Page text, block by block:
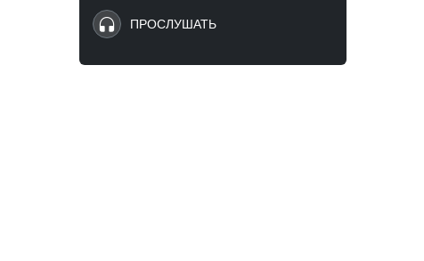
ПРОСЛУШАТЬ